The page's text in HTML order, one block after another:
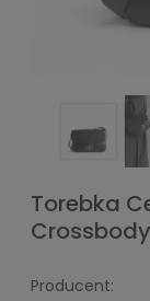
Torebka
Crossbody
Producent: